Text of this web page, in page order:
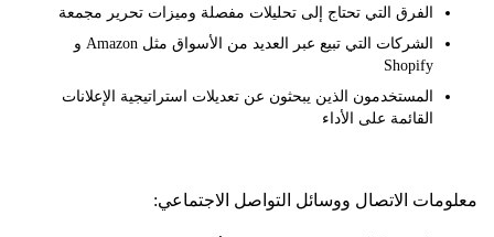
الفرق التي تحتاج إلى تحليلات مفصلة وميزات تحرير مجمعة
الشركات التي تبيع عبر العديد من الأسواق مثل Amazon و
المستخدمون الذين يبحثون عن تعديلات استراتيجية الإعلانات
القائمة على الأداء
الاتصال ووسائل التواصل الاجتماعي: